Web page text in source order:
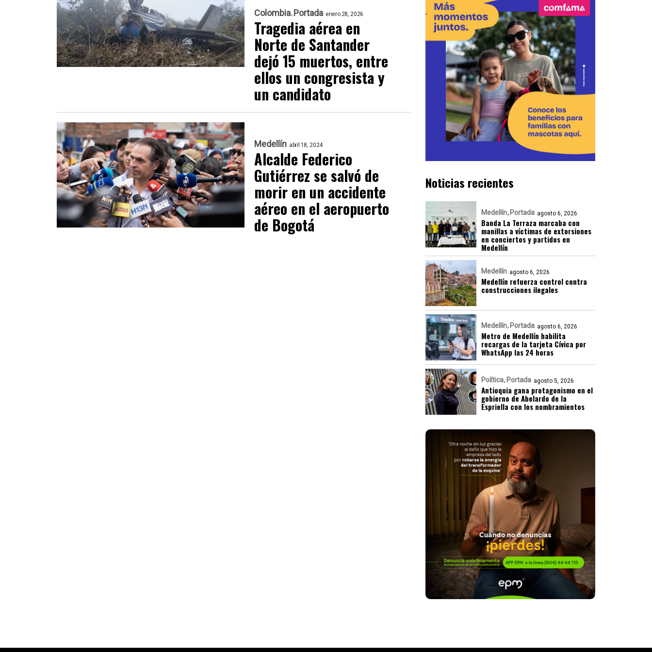
Colombia Portada enero 28, 2026
Tragedia aérea en
Norte de Santander
dejó 15 muertos, entre
ellos un congresista y
un candidato
Medellín abril 18, 2024
Alcalde Federico
Gutiérrez se salvó de
morir en un accidente
aéreo en el aeropuerto
de Bogotá
Noticias recientes
Medellín Portada agosto 6, 2026
Banda La Terraza marcaba con
manillas a víctimas de extorsiones
en conciertos y partidos en
Medellín
Medellín agosto 6, 2026
Medellín refuerza control contra
construcciones ilegales
Medellín Portada agosto 6, 2026
Metro de Medellín habilita
recargas de la tarjeta Cívica por
WhatsApp las 24 horas
Política Portada agosto 5, 2026
Antioquia gana protagonismo en el
gobierno de Abelardo de la
Espriella con los nombramientos